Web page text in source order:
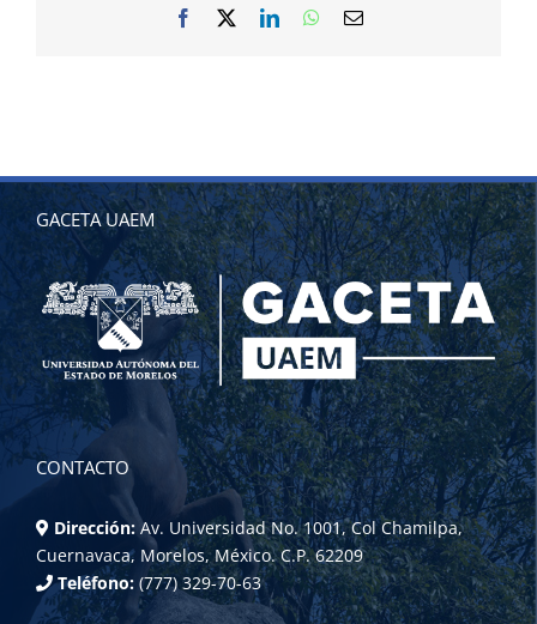
Facebook LinkedInWhatsApp
Correo
GACETA UAEM
CONTACTO
Dirección: Av. Universidad No. 1001, Col Chamilpa,
Cuernavaca, Morelos, México. C.P. 62209
Teléfono: (777) 329-70-63